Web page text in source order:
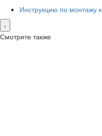
Инструкцию по монтажу
‹
Смотрите также